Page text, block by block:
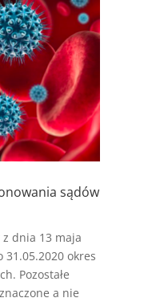
sądów
dnia 13 maja
31.05.2020 okres
Pozostałe
a nie